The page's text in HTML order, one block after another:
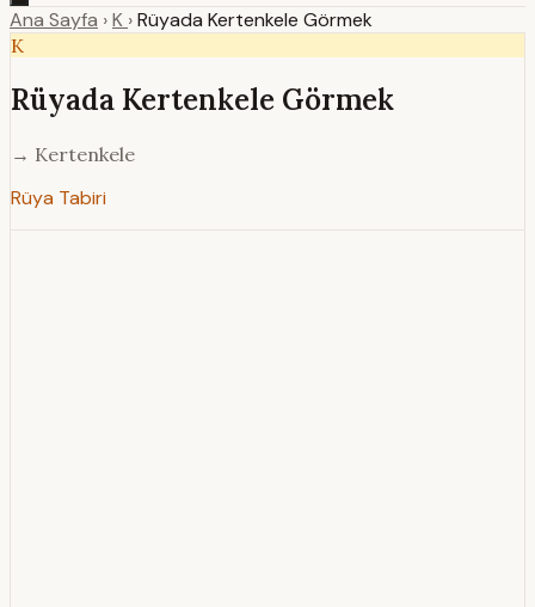
Ana Sayfa ›K ›Rüyada Kertenkele Görmek
K
Rüyada Kertenkele Görmek
→ Kertenkele
Rüya Tabiri